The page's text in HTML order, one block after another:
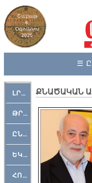
Շաբաթ
8,
Օգոստոս
2026
☰
ԼՐԱՀՈՍ
ԹՐՔԱՀԱՅ ԿԵԱՆՔ
ԸՆԿԵՐԱՄՇԱԿՈՒԹԱՅԻՆ
ԵԿԵՂԵՑԱԿԱՆ
ՀՈԳԵՄՏԱՒՈՐ
ՔՆԱԾԱԿԱՆ